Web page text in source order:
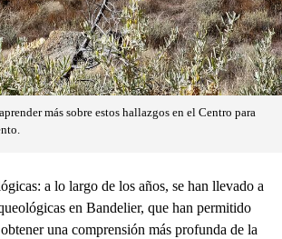
más sobre estos hallazgos en el Centro para
a lo largo de los años, se han llevado a
en Bandelier, que han permitido
una comprensión más profunda de la